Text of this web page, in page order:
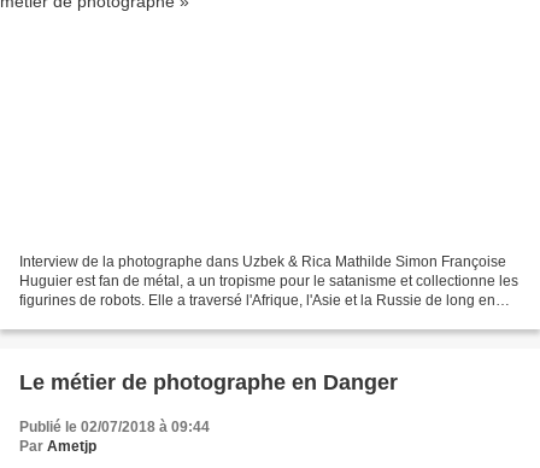
Interview de la photographe dans Uzbek & Rica Mathilde Simon Françoise
Huguier est fan de métal, a un tropisme pour le satanisme et collectionne les
figurines de robots. Elle a traversé l'Afrique, l'Asie et la Russie de long en
Le métier de photographe en Danger
Publié le 02/07/2018 à 09:44
Par Ametjp